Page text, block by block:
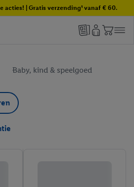
| Gratis verzending¹ vanaf € 60.
Baby, kind & speelgoed